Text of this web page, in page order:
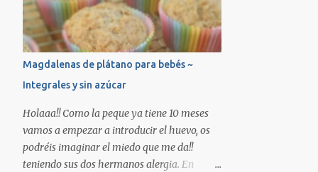
de vainilla Chefdelice * *Productos
disponibles en nuestra tienda online.
Encendemos el horno a 180º con calor
arriba y abajo. Pelamos las zanahorias y las
troceamos, las ponemos en el vaso de la
batidora junto la bebida vegetal, el aceite y
el aroma de vainilla, trituramos. En un bol
ponemos la harina, el azúcar y la levadura,
agregamos la mezcla de la batidora y
movemos. Preparamos una bandeja de
Magdalenas de plátano para bebés ~
Integrales y sin azúcar
Holaaa!! Como la peque ya tiene 10 meses
vamos a empezar a introducir el huevo, os
podréis imaginar el miedo que me da!!
teniendo sus dos hermanos alergia. En